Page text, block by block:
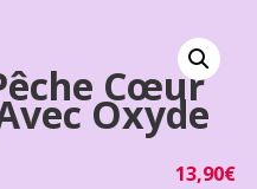
Cœur
Oxyde
13,90€